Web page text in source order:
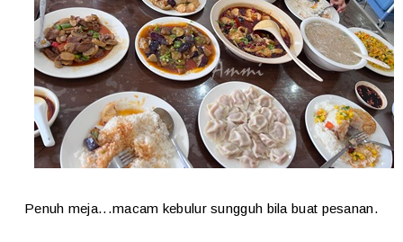
Penuh meja...macam kebulur sungguh bila buat pesanan.